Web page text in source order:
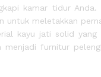
kamar tidur Anda.
untuk meletakkan
kayu jati solid yang
menjadi furnitur